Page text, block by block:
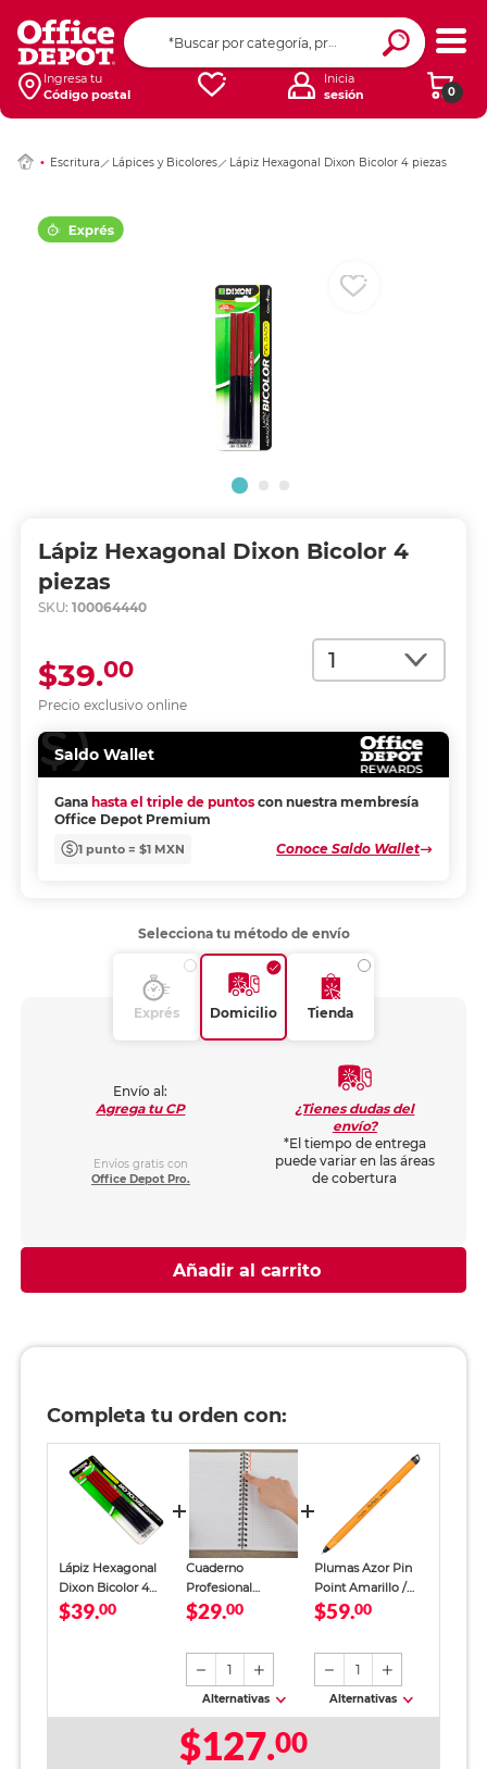
Ingresa tu
Código postal
0
Inicia
sesión
Escritura Lápices y Bicolores Lápiz Hexagonal Dixon Bicolor 4 piezas
Lápiz Hexagonal Dixon Bicolor 4
piezas
SKU: 100064440
Cantidad
Precio exclusivo online
$39.00
Saldo Wallet
Gana hasta el triple de puntos con nuestra membresía
Office Depot Premium
1 punto = $1 MXN Conoce Saldo Wallet
Ingresar Codigo
Selecciona tu método de envío
Exprés Domicilio Tienda
Envío al:
Agrega tu CP
Envíos gratis con
Office Depot Pro.
¿Tienes dudas del
envío?
*El tiempo de entrega
puede variar en las áreas
de cobertura
Añadir al carrito
Completa tu orden con:
Lápiz Hexagonal
Dixon Bicolor 4
piezas
$39.00
Cuaderno
Profesional
SkyBook Go Plus
$29.00
1
Alternativas
Plumas Azor Pin
Point Amarillo /
Punto fino / Tinta
$59.00
1
Alternativas
$127.00